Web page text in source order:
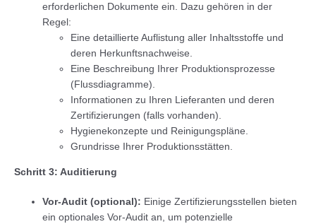
erforderlichen Dokumente ein. Dazu gehören in der
Regel:
Eine detaillierte Auflistung aller Inhaltsstoffe und
deren Herkunftsnachweise.
Eine Beschreibung Ihrer Produktionsprozesse
(Flussdiagramme).
Informationen zu Ihren Lieferanten und deren
Zertifizierungen (falls vorhanden).
Hygienekonzepte und Reinigungspläne.
Grundrisse Ihrer Produktionsstätten.
Schritt 3: Auditierung
Vor-Audit (optional): Einige Zertifizierungsstellen bieten
ein optionales Vor-Audit an, um potenzielle